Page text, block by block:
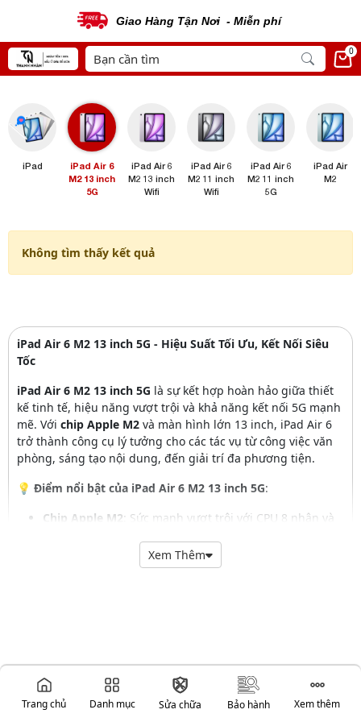
Giao Hàng Tận Nơi - Miễn phí
0
Trang chủ Danh mục Sửa chữa Bảo hành Xem thêm
iPad
iPad Air 6
M2 13 inch
5G
iPad Air 6
M2 13 inch
Wifi
iPad Air 6
M2 11 inch
Wifi
iPad Air 6
M2 11 inch
5G
iPad Air
M2
Không tìm thấy kết quả
iPad Air 6 M2 13 inch 5G - Hiệu Suất Tối Ưu, Kết Nối Siêu
Tốc
iPad Air 6 M2 13 inch 5G là sự kết hợp hoàn hảo giữa thiết
kế tinh tế, hiệu năng vượt trội và khả năng kết nối 5G mạnh
mẽ. Với chip Apple M2 và màn hình lớn 13 inch, iPad Air 6
trở thành công cụ lý tưởng cho các tác vụ từ công việc văn
phòng, sáng tạo nội dung, đến giải trí đa phương tiện.
💡 Điểm nổi bật của iPad Air 6 M2 13 inch 5G:
Chip Apple M2: Sức mạnh vượt trội với CPU 8 nhân và
tạp như chỉnh sửa video, thiết kế đồ họa, hay chơi
Tone,P3 wide color, rất phù hợp cho các tác vụ sáng
tạo.
Hỗ trợ Apple Pencil 2: Tương thích hoàn hảo vớiApple
Xem Thêm